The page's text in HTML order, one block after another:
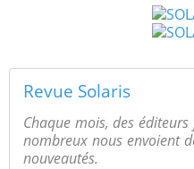
Revue Solaris
Chaque mois, des
nombreux nous envoient
nouveautés.